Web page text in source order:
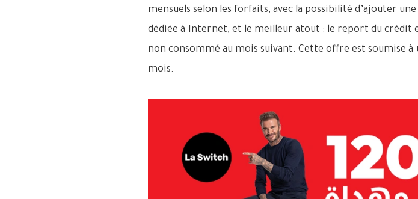
mensuels selon les forfaits, avec la possibilité d’ajouter
dédiée à Internet, et le meilleur atout : le report du crédit
non consommé au mois suivant. Cette offre est soumise à
mois.